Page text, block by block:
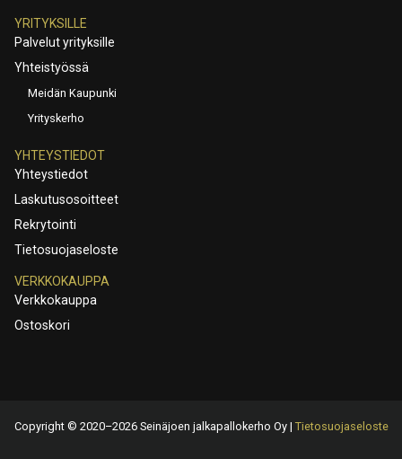
YRITYKSILLE
Palvelut yrityksille
Yhteistyössä
Meidän Kaupunki
Yrityskerho
YHTEYSTIEDOT
Yhteystiedot
Laskutusosoitteet
Rekrytointi
Tietosuojaseloste
VERKKOKAUPPA
Verkkokauppa
Ostoskori
Copyright © 2020–2026 Seinäjoen jalkapallokerho Oy | Tietosuojaseloste